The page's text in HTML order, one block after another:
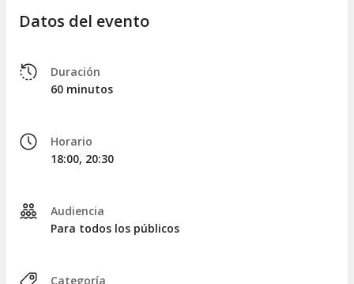
patatas o un solomillo de ternera con salsa de
crema catalana.
Espectáculo + Menú Estrella
El menú degustación incluirá aceitunas rellenas de
naranja, queso de cabra payoyo de la Sierra de
gamba roja de Palamós a la parrilla, cazón adobado
con mostaza de estragón y un timbal de rabo de
de sal y caviar de aceite de oliva.
Datos del evento
Duración
60 minutos
Horario
18:00, 20:30
Audiencia
Para todos los públicos
Categoría